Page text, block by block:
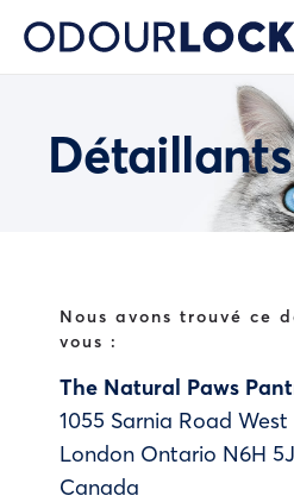
Détaillants
Nous avons trouvé ce
vous :
The Natural Paws
1055 Sarnia Road West
London Ontario N6H
Canada